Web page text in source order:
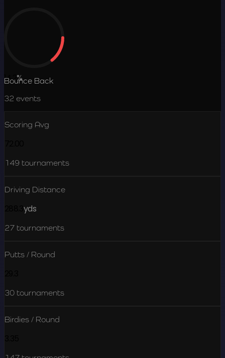
14.2%
Bounce Back
32 events
Scoring Avg
149 tournaments
Driving Distance
yds
27 tournaments
Putts / Round
30 tournaments
Birdies / Round